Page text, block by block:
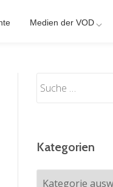
Medien der VOD
Kategorien
Kategorien